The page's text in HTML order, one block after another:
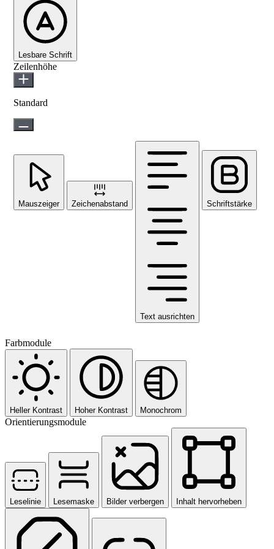
Lesbare Schrift
Zeilenhöhe
Standard
Mauszeiger Zeichenabstand
Text ausrichten
Schriftstärke
Farbmodule
Heller Kontrast Hoher Kontrast Monochrom
Orientierungsmodule
Leselinie Lesemaske Bilder verbergen Inhalt hervorheben